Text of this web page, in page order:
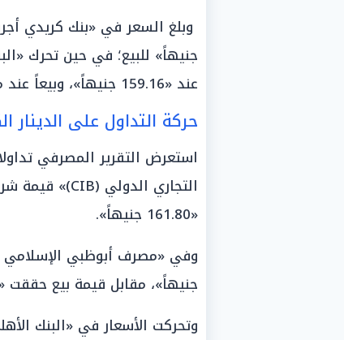
عند «159.16 جنيهاً»، وبيعاً عند مستوى «162.69 جنيهاً».
حركة التداول على الدينار
استعرض التقرير المصرفي
«161.80 جنيهاً».
جنيهاً»، مقابل قيمة بيع حققت «162.76